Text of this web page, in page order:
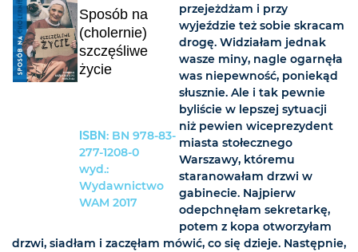
Sposób na
(cholernie)
szczęśliwe
życie
ISBN: BN 978-83-
277-1208-0
wyd.:
Wydawnictwo
WAM 2017
przejeżdżam i przy
wyjeździe też sobie skracam
drogę. Widziałam jednak
wasze miny, nagle ogarnęła
was niepewność, poniekąd
słusznie. Ale i tak pewnie
byliście w lepszej sytuacji
niż pewien wiceprezydent
miasta stołecznego
Warszawy, któremu
staranowałam drzwi w
gabinecie. Najpierw
odepchnęłam sekretarkę,
potem z kopa otworzyłam
drzwi, siadłam i zaczęłam mówić, co się dzieje. Następnie,